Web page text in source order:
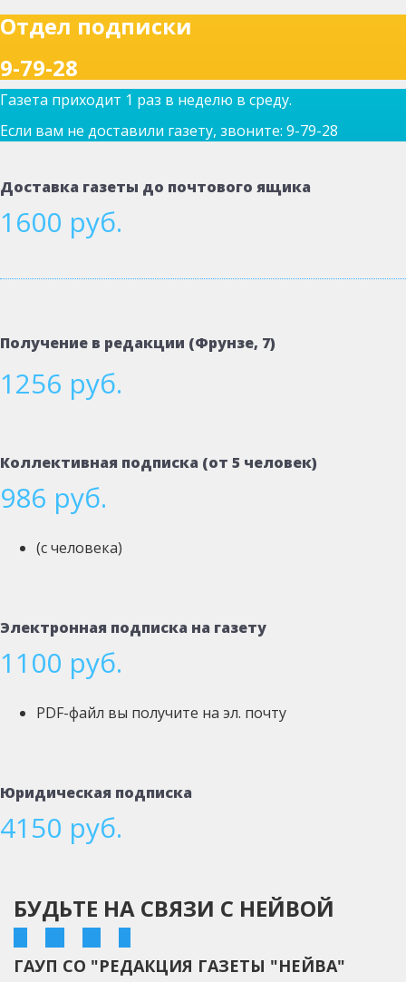
Отдел подписки
9-79-28
Газета приходит 1 раз в неделю в среду.
Если вам не доставили газету, звоните: 9-79-28
Доставка газеты до почтового ящика
1600 руб.
Получение в редакции (Фрунзе, 7)
1256 руб.
Коллективная подписка (от 5 человек)
986 руб.
(с человека)
Электронная подписка на газету
1100 руб.
PDF-файл вы получите на эл. почту
Юридическая подписка
4150 руб.
БУДЬТЕ НА СВЯЗИ С НЕЙВОЙ
ГАУП СО "РЕДАКЦИЯ ГАЗЕТЫ "НЕЙВА"